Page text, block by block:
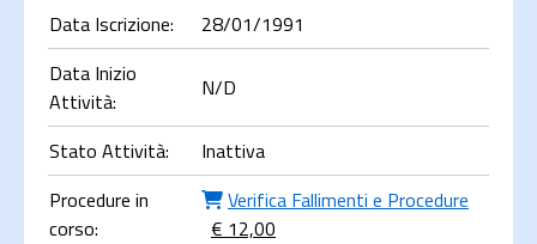
Data Iscrizione:
28/01/1991
Data Inizio
Attività:
N/D
Stato Attività:
Inattiva
Procedure in
corso:
Verifica Fallimenti e Procedure
€ 12,00